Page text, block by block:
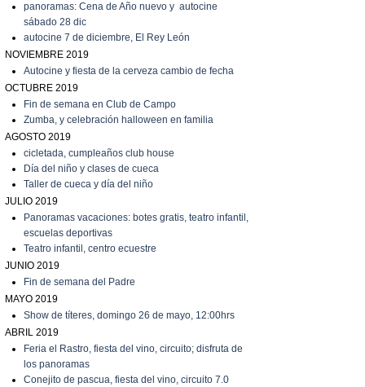
panoramas: Cena de Año nuevo y autocine
sábado 28 dic
autocine 7 de diciembre, El Rey León
NOVIEMBRE 2019
Autocine y fiesta de la cerveza cambio de fecha
OCTUBRE 2019
Fin de semana en Club de Campo
Zumba, y celebración halloween en familia
AGOSTO 2019
cicletada, cumpleaños club house
Día del niño y clases de cueca
Taller de cueca y día del niño
JULIO 2019
Panoramas vacaciones: botes gratis, teatro infantil,
escuelas deportivas
Teatro infantil, centro ecuestre
JUNIO 2019
Fin de semana del Padre
MAYO 2019
Show de títeres, domingo 26 de mayo, 12:00hrs
ABRIL 2019
Feria el Rastro, fiesta del vino, circuito; disfruta de
los panoramas
Conejito de pascua, fiesta del vino, circuito 7.0